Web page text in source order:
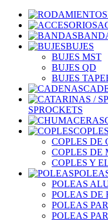
BUJES
BUJES MST
BUJES QD
BUJES
SPROCKETS
COPLES
COPLES DE
COPLES DE
COPLES Y
POLEAS
POLEAS DE
POLEAS
POLEAS